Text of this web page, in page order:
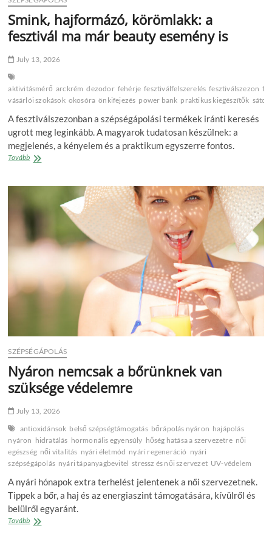
Smink, hajformázó, körömlakk: a
fesztivál ma már beauty esemény is
July 13, 2026
aktivitásmérő arckrém dezodor fehérje fesztiválfelszerelés fesztiválszezon
vásárlói szokások okosóra önkifejezés power bank praktikus kiegészítők sátor
A fesztiválszezonban a szépségápolási termékek iránti keresés
ugrott meg leginkább. A magyarok tudatosan készülnek: a
megjelenés, a kényelem és a praktikum egyszerre fontos.
TovábbSmink,
ma
esemény
is
SZÉPSÉGÁPOLÁS
Nyáron nemcsak a bőrünknek van
szüksége védelemre
July 13, 2026
antioxidánsok belső szépségtámogatás bőrápolás nyáron hajápolás
nyáron hidratálás hormonális egyensúly hőség hatása a szervezetre női
egészség női vitalitás nyári életmód nyári regeneráció nyári
szépségápolás nyári tápanyagbevitel stressz és női szervezet UV‑védelem
A nyári hónapok extra terhelést jelentenek a női szervezetnek.
Tippek a bőr, a haj és az energiaszint támogatására, kívülről és
belülről egyaránt.
TovábbNyáron